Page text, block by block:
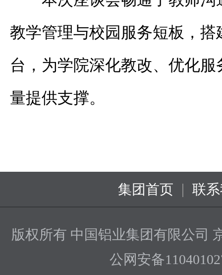
教学管理与校园服务短板，
台，为学院深化教改、优化
量提供支撑。
集团首页 | 联
版权所有 中国铝业集团有限公司
公网安备